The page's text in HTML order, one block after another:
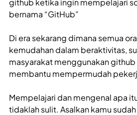
bernama “GitHub”
Di era sekarang dimana semua
kemudahan dalam beraktivitas,
masyarakat menggunakan
membantu mempermudah
Mempelajari dan mengenal apa
tidaklah sulit. Asalkan kamu